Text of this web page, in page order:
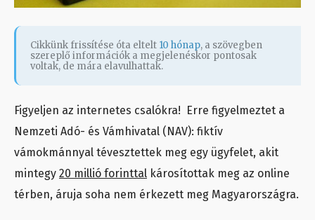
Cikkünk frissítése óta eltelt 10 hónap, a szövegben
szereplő információk a megjelenéskor pontosak
voltak, de mára elavulhattak.
Figyeljen az internetes csalókra! Erre figyelmeztet a
Nemzeti Adó- és Vámhivatal (NAV): fiktív
vámokmánnyal tévesztettek meg egy ügyfelet, akit
mintegy 20 millió forinttal károsítottak meg az online
térben, áruja soha nem érkezett meg Magyarországra.